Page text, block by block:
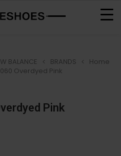
Home
BRANDS
BALANCE
Overdyed Pink
Pink